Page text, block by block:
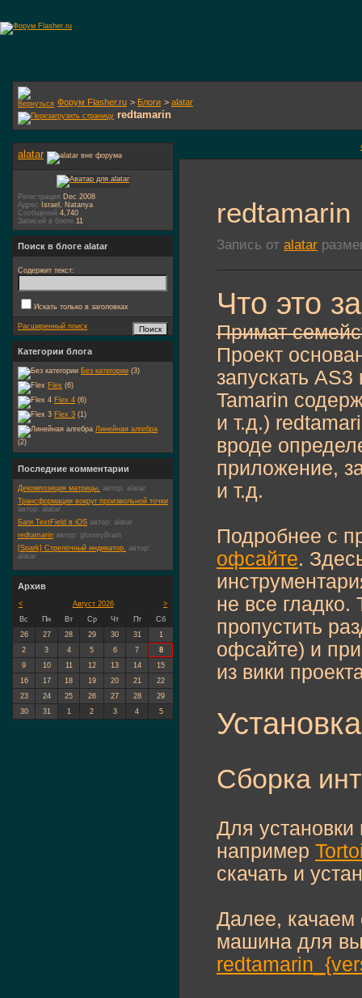
Форум Flasher.ru > Блоги > alatar
redtamarin
redtamarin
Запись от alatar
Что это
Примат
Проект
запускать
Tamarin
и т.д.)
вроде
приложение,
и т.д.
Подробнее с
офсайте.
не все гладко.
пропустить
офсайте) и
из вики
Сборка
Для
например
скачать и
Далее, качаем
машина для
alatar
Регистрация Dec 2008
Адрес Israel, Natanya
Сообщений 4,740
Записей в блоге 11
Поиск в блоге alatar
Содержит текст:
Искать только в заголовках
Расширенный поиск
Категории блога
Без категории (3)
Flex (6)
Flex 4 (6)
Flex 3 (1)
Линейная алгебра
(2)
Последние комментарии
Декомпозиция матрицы. автор: alatar
Трансформации вокруг произвольной точки
автор: alatar
Баги TextField в iOS автор: alatar
redtamarin автор: gloomyBrain
[Spark] Стрелочный индикатор. автор:
alatar
Архив
< >
Август 2026
Вс
Пн Вт Ср Чт Пт
Сб
26
27 28 29 30 31
1
2
3 4 5 6 7
8
9
10 11 12 13 14
15
16
17 18 19 20 21
22
23
24 25 26 27 28
29
30
31 1 2 3 4 5